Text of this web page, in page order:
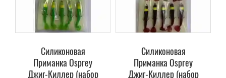
Силиконовая
Приманка Osprey
Джиг-Киллер (набор
Силиконовая
Приманка Osprey
Джиг-Киллер (набор